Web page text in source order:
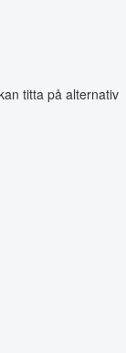
titta på alternativ